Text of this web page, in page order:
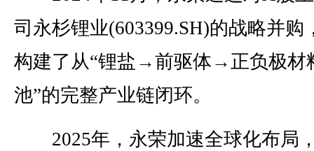
司永杉锂业(603399.SH)的战略并购
构建了从“锂盐→前驱体→正负极
池”的完整产业链闭环。
2025年，永荣加速全球化布局